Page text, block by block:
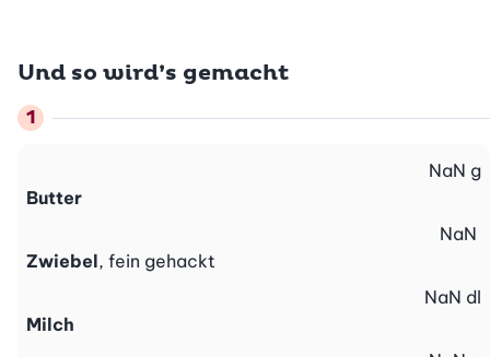
Und so wird’s gemacht
Butter
NaN g
Zwiebel, fein gehackt
NaN
Milch
NaN dl